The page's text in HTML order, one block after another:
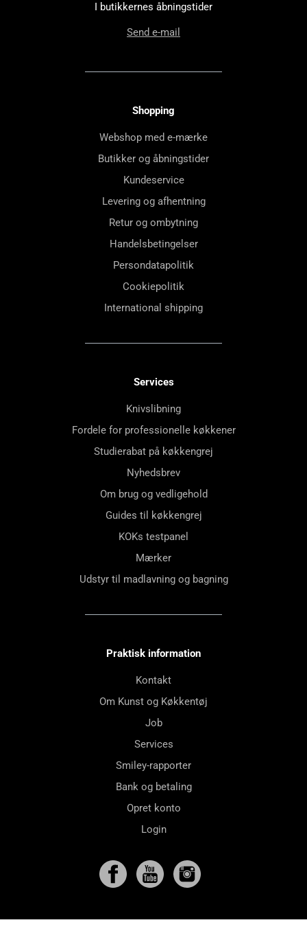
I butikkernes åbningstider
Send e-mail
Shopping
Webshop med e-mærke
Butikker og åbningstider
Kundeservice
Levering og afhentning
Retur og ombytning
Handelsbetingelser
Persondatapolitik
Cookiepolitik
International shipping
Services
Knivslibning
Fordele for professionelle køkkener
Studierabat på køkkengrej
Nyhedsbrev
Om brug og vedligehold
Guides til køkkengrej
KOKs testpanel
Mærker
Udstyr til madlavning og bagning
Praktisk information
Kontakt
Om Kunst og Køkkentøj
Job
Services
Smiley-rapporter
Bank og betaling
Opret konto
Login